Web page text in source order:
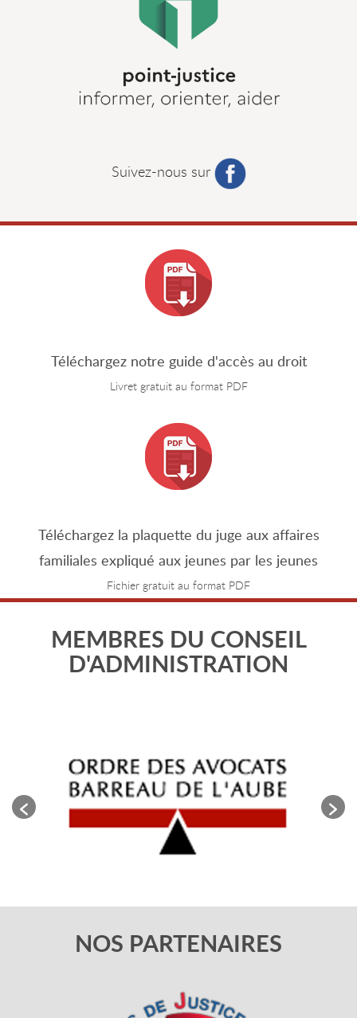
Suivez-nous sur
Téléchargez notre guide d'accès au droit
Livret gratuit au format PDF
Téléchargez la plaquette du juge aux affaires
familiales expliqué aux jeunes par les jeunes
Fichier gratuit au format PDF
MEMBRES DU CONSEIL
D'ADMINISTRATION
NOS PARTENAIRES